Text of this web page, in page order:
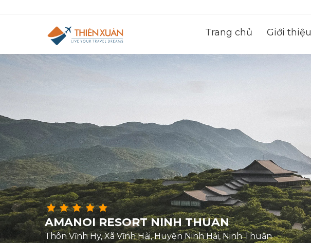
Trang chủ Giới thiệu
AMANOI RESORT NINH THUAN
Thôn Vĩnh Hy, Xã Vĩnh Hải, Huyện Ninh Hải, Ninh Thuận